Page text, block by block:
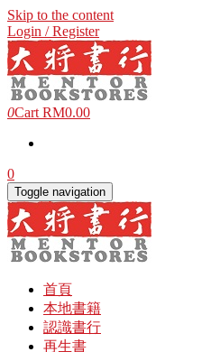
Skip to the content
Login / Register
0Cart RM0.00
0
Toggle navigation
首頁
本地書籍
認識書行
再生書